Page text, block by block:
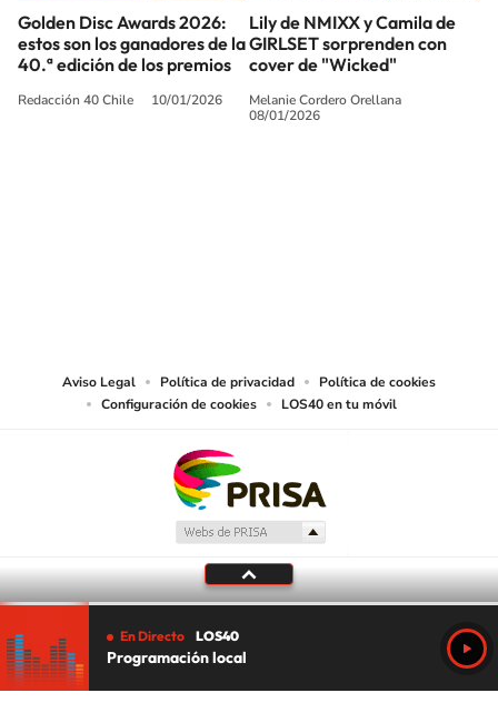
Golden Disc Awards 2026:
estos son los ganadores de la
40.ª edición de los premios
Redacción 40 Chile 10/01/2026
Lily de NMIXX y Camila de
GIRLSET sorprenden con
cover de "Wicked"
Melanie Cordero Orellana
08/01/2026
Aviso Legal Política de privacidad
Política de cookies
Configuración de cookies
LOS40 en tu móvil
En Directo LOS40
Programación local